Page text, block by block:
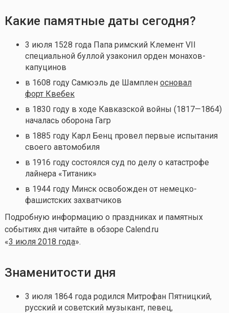
Какие памятные даты сегодня?
3 июля 1528 года Папа римский Клемент VII
специальной буллой узаконил орден монахов-
капуцинов
в 1608 году Самюэль де Шамплен основал
форт Квебек
в 1830 году в ходе Кавказской войны (1817—1864)
началась оборона Гагр
в 1885 году Карл Бенц провел первые испытания
своего автомобиля
в 1916 году состоялся суд по делу о катастрофе
лайнера «Титаник»
в 1944 году Минск освобожден от немецко-
фашистских захватчиков
Подробную информацию о праздниках и памятных
событиях дня читайте в обзоре Calend.ru
«3 июля 2018 года».
Знаменитости дня
3 июля 1864 года родился Митрофан Пятницкий,
русский и советский музыкант, певец,